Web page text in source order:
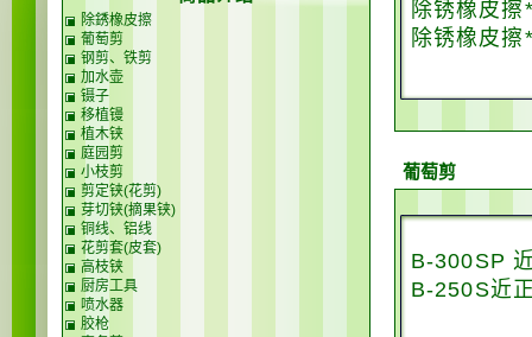
除锈橡皮擦
除锈橡皮擦
葡萄剪
B-300SP
B-250S近
除銹橡皮擦
葡萄剪
钢剪、铁剪
加水壶
镊子
移植镘
植木铗
庭园剪
小枝剪
剪定铗(花剪)
芽切铗(摘果铗)
铜线、铝线
花剪套(皮套)
高枝铗
厨房工具
喷水器
胶枪